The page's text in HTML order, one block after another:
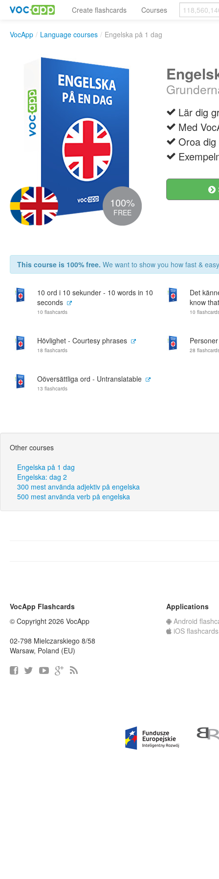
Create flashcards Courses
VocApp / Language courses / Engelska på 1 dag
100%
FREE
Lär dig
Med
Oroa
This course is 100% free. We want to show you how fast &
10 ord i 10 sekunder - 10 words in 10
seconds
10 flashcards
Det
know
10
Hövlighet - Courtesy phrases
18 flashcards 28
Oöversättliga ord - Untranslatable
13 flashcards
Other courses
Engelska på 1 dag
Engelska: dag 2
300 mest använda adjektiv på engelska
500 mest använda verb på engelska
VocApp Flashcards
© Copyright 2026 VocApp
02-798 Mielczarskiego 8/58
Warsaw, Poland (EU)
Applications
Android
iOS flashcards